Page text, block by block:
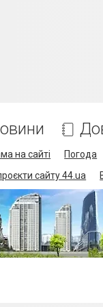
на сайті
Погода
сайту 44.ua